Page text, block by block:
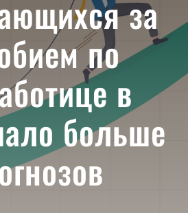
ETF
ETF
за
по
в
больше